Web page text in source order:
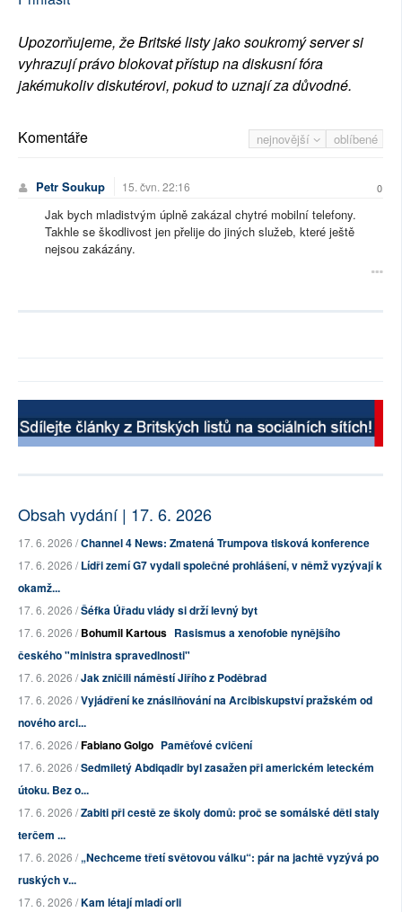
Upozorňujeme, že Britské listy jako soukromý server si
vyhrazují právo blokovat přístup na diskusní fóra
jakémukoliv diskutérovi, pokud to uznají za důvodné.
nejnovější oblíbené
Komentáře
Petr Soukup 15. čvn. 22:16 0
Jak bych mladistvým úplně zakázal chytré mobilní telefony.
Takhle se škodlivost jen přelije do jiných služeb, které ještě
nejsou zakázány.
Obsah vydání | 17. 6. 2026
17. 6. 2026 /Channel 4 News: Zmatená Trumpova tisková konference
17. 6. 2026 /Lídři zemí G7 vydali společné prohlášení, v němž vyzývají k
okamž...
17. 6. 2026 /Šéfka Úřadu vlády si drží levný byt
17. 6. 2026 /Bohumil Kartous Rasismus a xenofobie nynějšího
českého "ministra spravedlnosti"
17. 6. 2026 /Jak zničili náměstí Jiřího z Poděbrad
17. 6. 2026 /Vyjádření ke znásilňování na Arcibiskupství pražském od
nového arci...
17. 6. 2026 /Fabiano Golgo Paměťové cvičení
17. 6. 2026 /Sedmiletý Abdiqadir byl zasažen při americkém leteckém
útoku. Bez o...
17. 6. 2026 /Zabiti při cestě ze školy domů: proč se somálské děti staly
terčem ...
17. 6. 2026 /„Nechceme třetí světovou válku“: pár na jachtě vyzývá po
ruských v...
17. 6. 2026 /Kam létají mladí orli